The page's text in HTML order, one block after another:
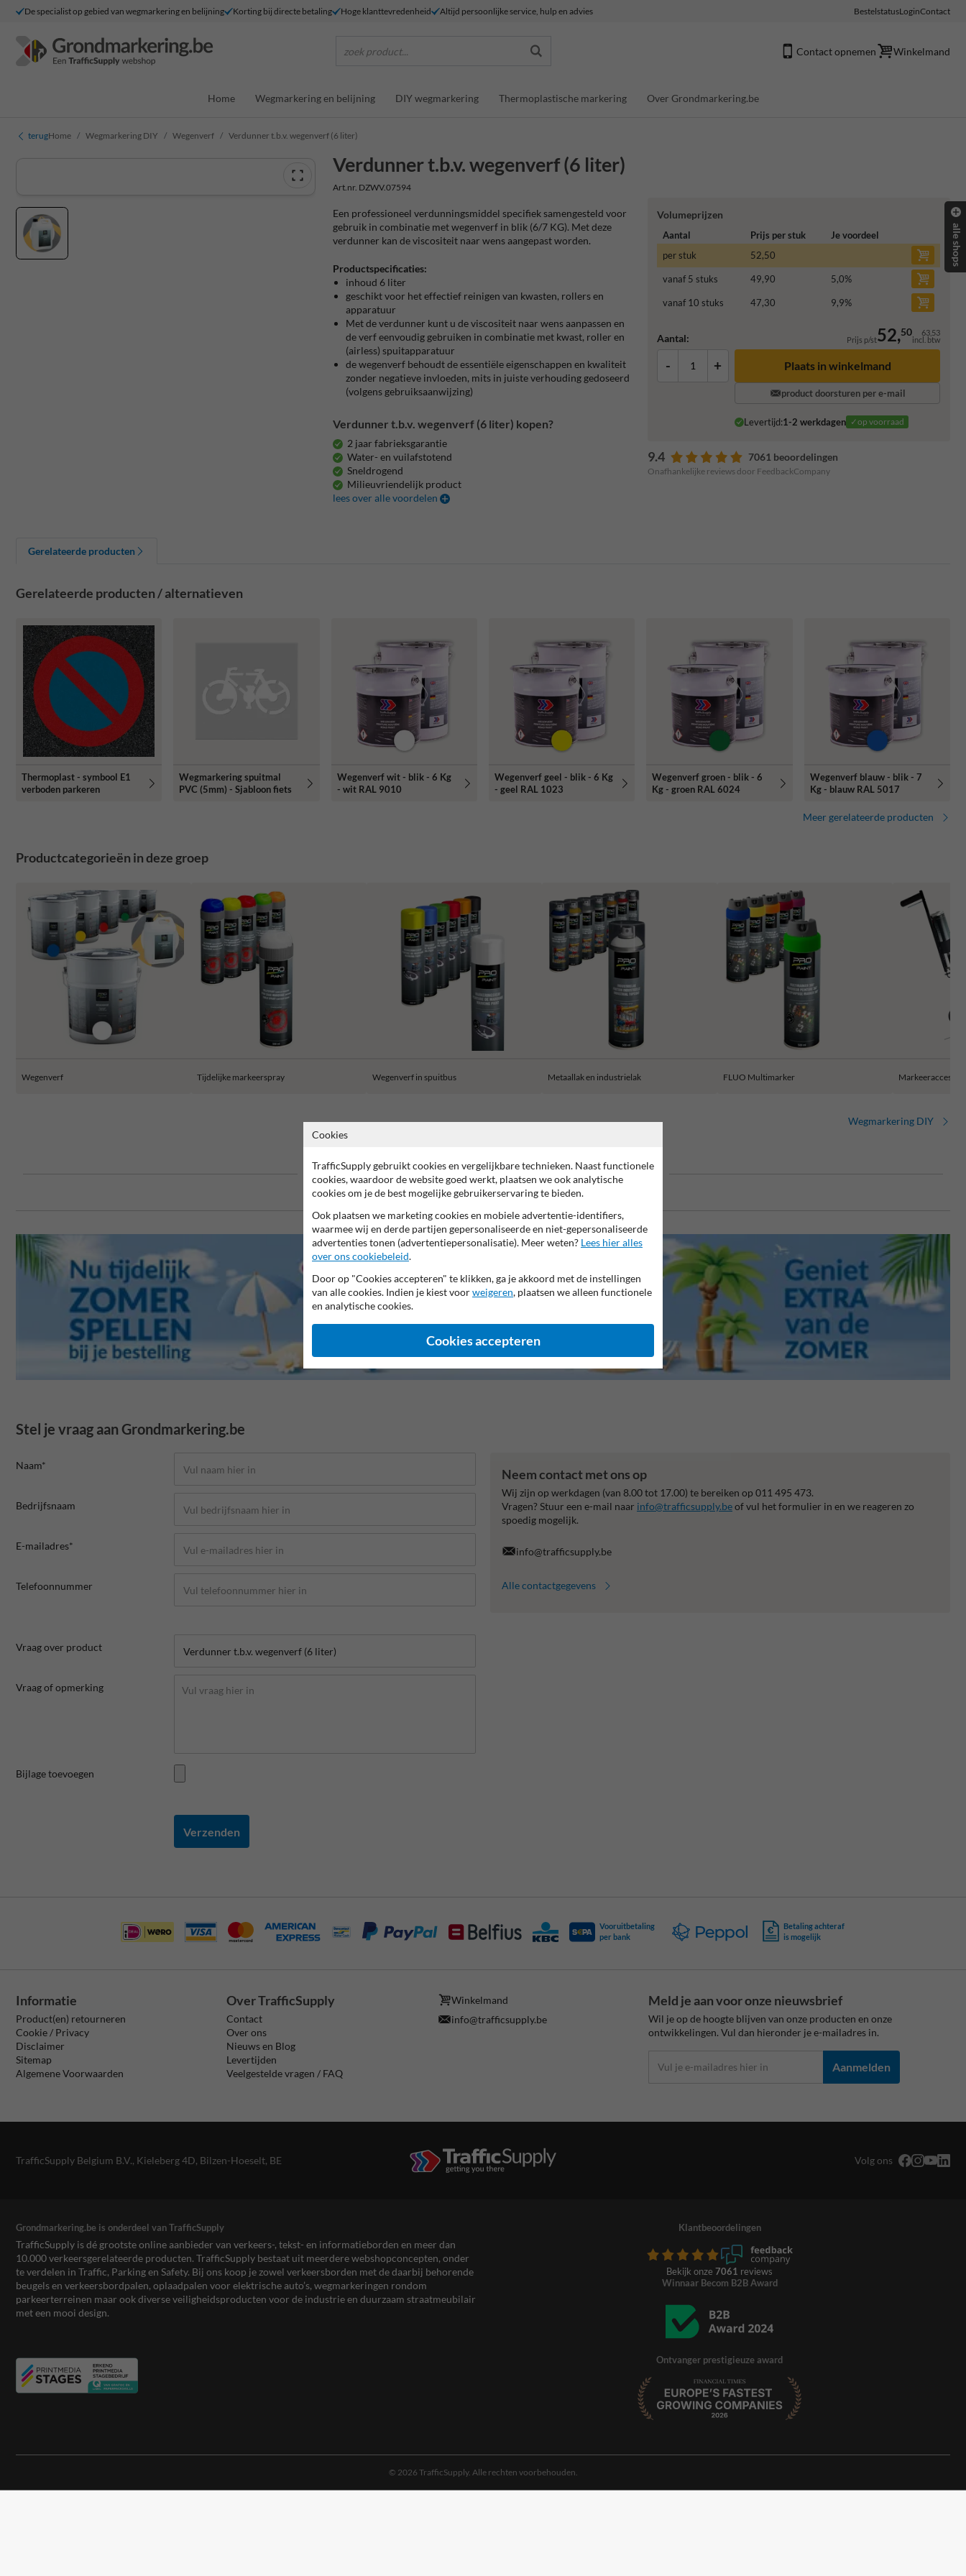
De specialist op gebied van wegmarkering en belijning Korting bij directe betaling Hoge klanttevredenheid Altijd persoonlijke service, hulp en advies BestelstatusLoginContact
zoek product... Contact opnemen Winkelmand
Home Wegmarkering en belijning DIY wegmarkering Thermoplastische markering Over Grondmarkering.be
terugHome Wegmarkering DIY Wegenverf Verdunner t.b.v. wegenverf (6 liter)
Verdunner t.b.v. wegenverf (6 liter)
Art.nr. DZWV.07594
Volumeprijzen
Aantal Prijs per stuk
Je voordeel
per stuk
52,50
vanaf 5 stuks 49,90 5,0%
vanaf 10 stuks 47,30 9,9%
Aantal: Prijs p/st52,50 63,53
incl. btw
- + Plaats in winkelmand
product doorsturen per e-mail
Levertijd:1-2 werkdagen ✓op voorraad
9.4 7061 beoordelingen
Onafhankelijke reviews door FeedbackCompany
Een professioneel verdunningsmiddel specifiek samengesteld voor
gebruik in combinatie met wegenverf in blik (6/7 KG). Met deze
verdunner kan de viscositeit naar wens aangepast worden.
Productspecificaties:
inhoud 6 liter
geschikt voor het effectief reinigen van kwasten, rollers en
apparatuur
Met de verdunner kunt u de viscositeit naar wens aanpassen en
de verf eenvoudig gebruiken in combinatie met kwast, roller en
(airless) spuitapparatuur
de wegenverf behoudt de essentiële eigenschappen en kwaliteit
zonder negatieve invloeden, mits in juiste verhouding gedoseerd
(volgens gebruiksaanwijzing)
Verdunner t.b.v. wegenverf (6 liter) kopen?
2 jaar fabrieksgarantie
Water- en vuilafstotend
Sneldrogend
Milieuvriendelijk product
lees over alle voordelen
Gerelateerde producten
Gerelateerde producten / alternatieven
Thermoplast - symbool E1
verboden parkeren
Wegmarkering spuitmal
PVC (5mm) - Sjabloon fiets
Wegenverf wit - blik - 6 Kg
- wit RAL 9010
Wegenverf geel - blik - 6 Kg
- geel RAL 1023
Wegenverf groen - blik - 6
Kg - groen RAL 6024
Wegenverf blauw - blik - 7
Kg - blauw RAL 5017
Meer gerelateerde producten
Productcategorieën in deze groep
Wegenverf Tijdelijke markeerspray Wegenverf in spuitbus Metaallak en industrielak FLUO Multimarker
Wegmarkering DIY
2 jaar fabrieksgarantie Water- en vuilafstotend Sneldrogend
Stel je vraag aan Grondmarkering.be
Naam*
Bedrijfsnaam
E-mailadres*
Telefoonnummer
Vraag over product
Vraag of opmerking
Bijlage toevoegen
Verzenden
Neem contact met ons op
Wij zijn op werkdagen (van 8.00 tot 17.00) te bereiken op 011 495 473.
Vragen? Stuur een e-mail naar info@trafficsupply.beof vul het formulier in en we reageren zo
spoedig mogelijk.
info@trafficsupply.be
Alle contactgegevens
Vooruitbetaling
per bank
Betaling achteraf
is mogelijk
Informatie
Product(en) retourneren
Cookie / Privacy
Disclaimer
Sitemap
Algemene Voorwaarden
Over TrafficSupply
Contact
Over ons
Nieuws en Blog
Levertijden
Veelgestelde vragen / FAQ
Winkelmand
info@trafficsupply.be
Meld je aan voor onze nieuwsbrief
Wil je op de hoogte blijven van onze producten en onze
ontwikkelingen. Vul dan hieronder je e-mailadres in.
Aanmelden
TrafficSupply Belgium B.V., Kieleberg 4D, Bilzen-Hoeselt, BE Volg ons
Grondmarkering.be is onderdeel van TrafficSupply
TrafficSupply is dé grootste online aanbieder van verkeers-, tekst- en informatieborden en meer dan
10.000 verkeersgerelateerde producten. TrafficSupply bestaat uit meerdere webshopconcepten, onder
te verdelen in Traffic, Parking en Safety. Bij ons koop je zowel verkeersborden met de daarbij behorende
beugels en verkeersbordpalen, oplaadpalen voor elektrische auto’s, wegmarkeringen rondom
parkeerterreinen maar ook diverse veiligheidsproducten voor de industrie en duurzaam straatmeubilair
met een mooi design.
Klantbeoordelingen
Bekijk onze 7061 reviews
Winnaar Becom B2B Award
Ontvanger prestigieuze award
© 2026 TrafficSupply. Alle rechten voorbehouden.
alle shops
Cookies
TrafficSupply gebruikt cookies en vergelijkbare technieken. Naast functionele
cookies, waardoor de website goed werkt, plaatsen we ook analytische
cookies om je de best mogelijke gebruikerservaring te bieden.
Ook plaatsen we marketing cookies en mobiele advertentie-identifiers,
waarmee wij en derde partijen gepersonaliseerde en niet-gepersonaliseerde
advertenties tonen (advertentiepersonalisatie). Meer weten? Lees hier alles
over ons cookiebeleid.
Door op "Cookies accepteren" te klikken, ga je akkoord met de instellingen
van alle cookies. Indien je kiest voorweigeren, plaatsen we alleen functionele
en analytische cookies.
Cookies accepteren